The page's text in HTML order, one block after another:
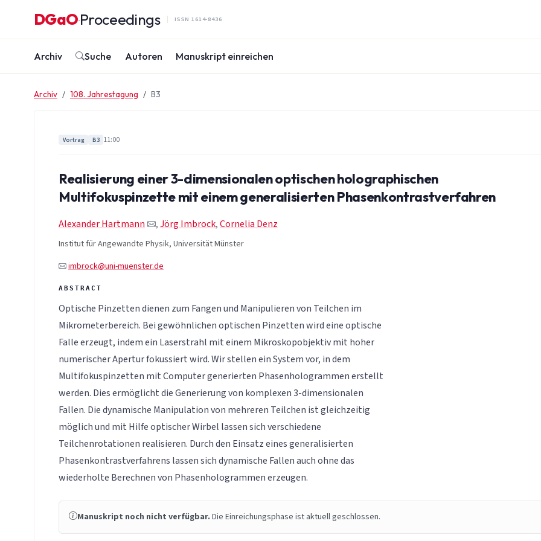
DGaO·Proceedings ISSN 1614-8436
Archiv Suche Autoren Manuskript einreichen
Archiv 108. Jahrestagung B3
Vortrag B3 11:00
Realisierung einer 3-dimensionalen optischen holographischen
Multifokuspinzette mit einem generalisierten Phasenkontrastverfahren
Alexander Hartmann ,Jörg Imbrock,Cornelia Denz
Institut für Angewandte Physik, Universität Münster
imbrock@uni-muenster.de
Optische Pinzetten dienen zum Fangen und Manipulieren von Teilchen im
Mikrometerbereich. Bei gewöhnlichen optischen Pinzetten wird eine optische
Falle erzeugt, indem ein Laserstrahl mit einem Mikroskopobjektiv mit hoher
numerischer Apertur fokussiert wird. Wir stellen ein System vor, in dem
Multifokuspinzetten mit Computer generierten Phasenhologrammen erstellt
werden. Dies ermöglicht die Generierung von komplexen 3-dimensionalen
Fallen. Die dynamische Manipulation von mehreren Teilchen ist gleichzeitig
möglich und mit Hilfe optischer Wirbel lassen sich verschiedene
Teilchenrotationen realisieren. Durch den Einsatz eines generalisierten
Phasenkontrastverfahrens lassen sich dynamische Fallen auch ohne das
wiederholte Berechnen von Phasenhologrammen erzeugen.
Manuskript noch nicht verfügbar. Die Einreichungsphase ist aktuell geschlossen.